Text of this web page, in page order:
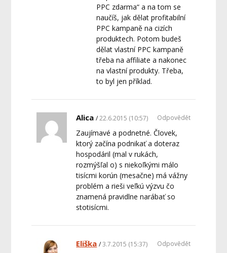
PPC zdarma“ a na tom se
naučíš, jak dělat profitabilní
PPC kampaně na cizích
produktech. Potom budeš
dělat vlastní PPC kampaně
třeba na affiliate a nakonec
na vlastní produkty. Třeba,
to byl jen příklad.
Alica 22.6.2015 (10:57)
Zaujímavé a podnetné. Človek,
ktorý začína podnikať a doteraz
hospodáril (mal v rukách,
rozmýšľal o) s niekoľkými málo
tisícmi korún (mesačne) má vážny
problém a rieši veľkú výzvu čo
znamená pravidlne narábať so
stotisícmi.
Odpovědět
Eliška 3.7.2015 (15:37) Odpovědět